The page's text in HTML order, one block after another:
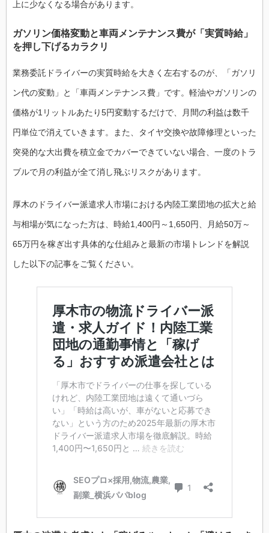
上に少なくなる場合があります。
ガソリン価格変動と車両メンテナンス費が「実質時給」
を押し下げるカラクリ
業務委託ドライバーの実質時給を大きく左右するのが、「ガソリ
ン代の変動」と「車両メンテナンス費」です。軽油やガソリンの
価格が1リットルあたり5円変動するだけで、月間の利益は数千
円単位で消えていきます。また、タイヤ交換や故障修理といった
突発的な大出費を積立金でカバーできていない場合、一度のトラ
ブルで月の利益が全て消し飛ぶリスクがあります。
厚木のドライバー派遣求人市場における内陸工業団地の拡大と給
与相場が気になった方は、時給1,400円～1,650円、月給50万～
65万円を稼ぎ出す具体的な仕組みと最新の市場トレンドを解説
した以下の記事をご覧ください。